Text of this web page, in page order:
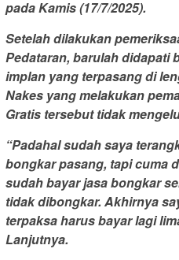
pada Kamis (17/7/2025).
Setelah dilakukan
Pedataran, barulah didapati
implan yang terpasang di
Nakes yang melakukan
Gratis tersebut tidak
“Padahal sudah saya
bongkar pasang, tapi cuma
sudah bayar jasa bongkar
tidak dibongkar. Akhirnya
terpaksa harus bayar lagi
Lanjutnya.